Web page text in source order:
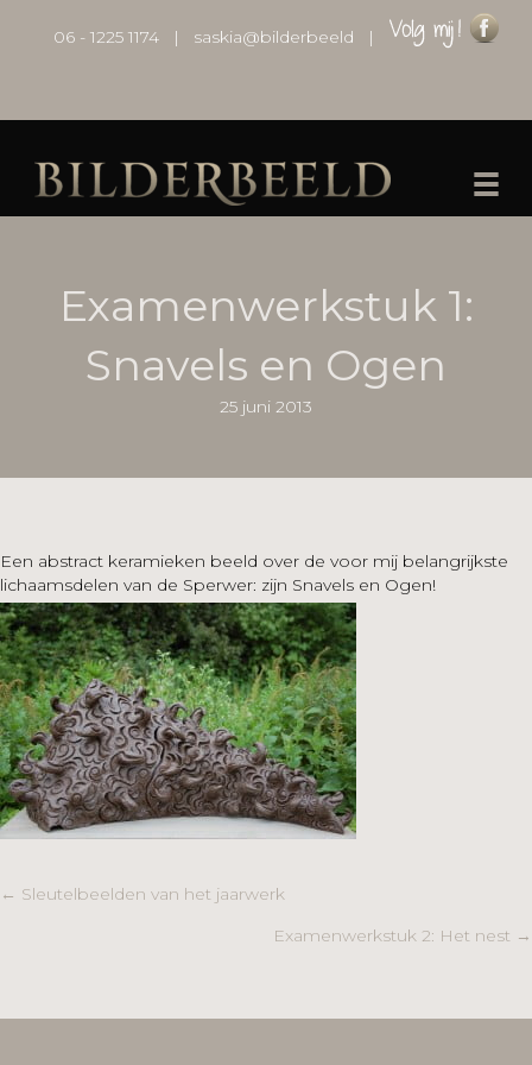
06 - 1225 1174 | saskia@bilderbeeld |
Examenwerkstuk 1:
Snavels en Ogen
25 juni 2013
Een abstract keramieken beeld over de voor mij belangrijkste
lichaamsdelen van de Sperwer: zijn Snavels en Ogen!
Posts
← Sleutelbeelden van het jaarwerk
Examenwerkstuk 2: Het nest →